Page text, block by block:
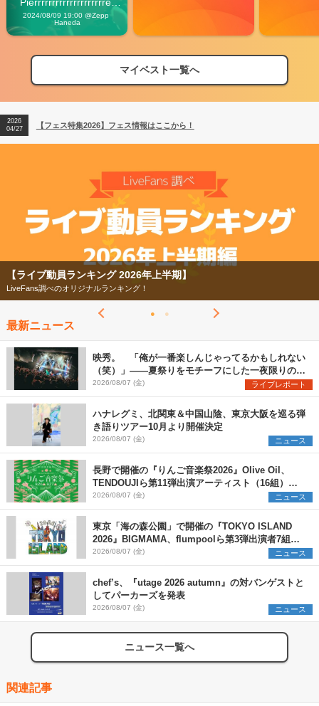
Vibes
2024/08/09 19:00 @Zepp
Haneda
マイベスト一覧へ
【フェス特集2026】フェス情報はここから！
【ライブ動員ランキング】2026年上半期編発表！
2026
04/27
【フェス特集2026】フェス情報はここから！
2026
【ライブ動員ランキング 2026年上半期】
LiveFans調べのオリジナルランキング！
最新ニュース
映秀。 「俺が一番楽しんじゃってるかもしれない
（笑）」――夏祭りをモチーフにした一夜限りのス
ペシャルライブ『色祭』レポート
2026/08/07 (金) ライブレポート
ハナレグミ、北関東＆中国山陰、東京大阪を巡る弾
き語りツアー10月より開催決定
2026/08/07 (金) ニュース
長野で開催の『りんご音楽祭2026』Olive Oil、
TENDOUJIら第11弾出演アーティスト（16組）を
発表
2026/08/07 (金) ニュース
東京「海の森公園」で開催の『TOKYO ISLAND
2026』BIGMAMA、flumpoolら第3弾出演者7組を
発表 ワークショップ・アート出展者を募集
2026/08/07 (金) ニュース
chef’s、『utage 2026 autumn』の対バンゲストと
してパーカーズを発表
2026/08/07 (金) ニュース
ニュース一覧へ
関連記事